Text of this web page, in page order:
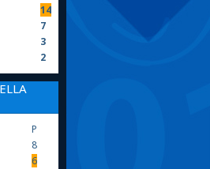
14
7
3
2
P
8
6